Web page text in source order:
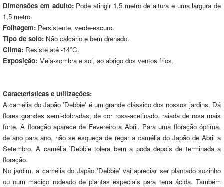
Dimensões em adulto:Pode atingir 1,5 metro de altura e uma largura de
1,5 metro.
Folhagem: Persistente, verde-escuro.
Tipo de solo: Não calcário e bem drenado.
Clima: Resiste até -14°C.
Exposição: Meia-sombra e sol, ao abrigo dos ventos frios.
Características e utilizações:
A camélia do Japão 'Debbie' é um grande clássico dos nossos jardins. Dá
flores grandes semi-dobradas, de cor rosa-acetinado, raiada de rosa mais
forte. A floração aparece de Fevereiro a Abril. Para uma floração óptima,
de ano para ano, não se esqueça de regar a camélia do Japão de Abril a
Setembro. A camélia 'Debbie tolera bem a poda depois de terminada a
floração.
No jardim, a camélia do Japão 'Debbie' vai apreciar ser plantado sozinho
ou num maciço rodeado de plantas especiais para terra ácida. Também